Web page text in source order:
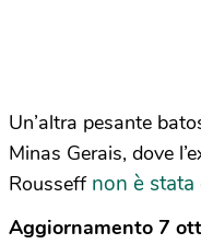
Un’altra pesante
Minas Gerais, dove
Rousseff non è stata
Aggiornamento 7